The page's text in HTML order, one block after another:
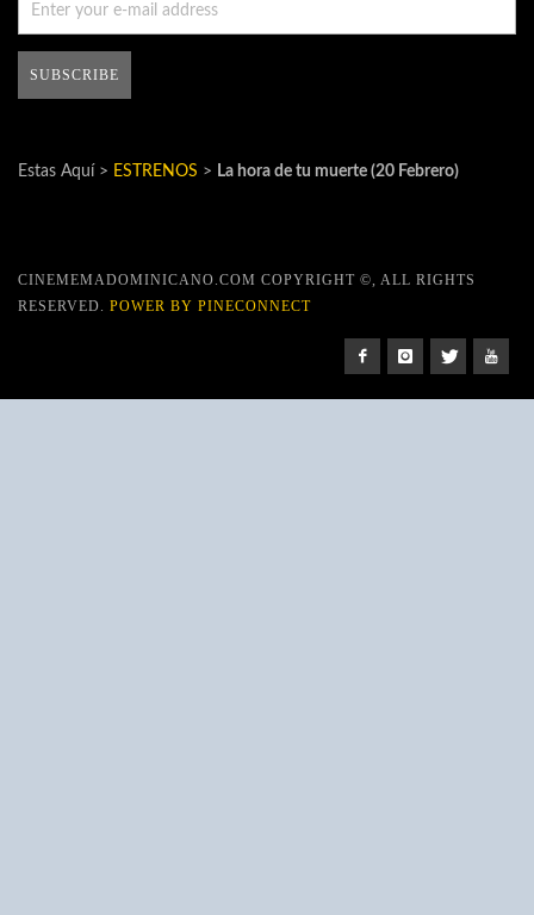
Estas Aquí > ESTRENOS > La hora de tu muerte (20 Febrero)
CINEMEMADOMINICANO.COM COPYRIGHT ©, ALL RIGHTS
RESERVED. POWER BY PINECONNECT